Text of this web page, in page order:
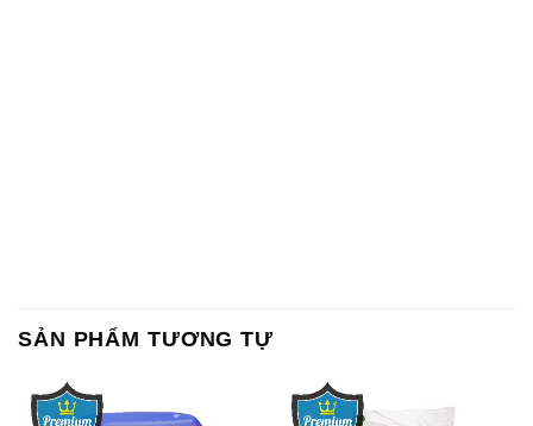
SẢN PHẨM TƯƠNG TỰ